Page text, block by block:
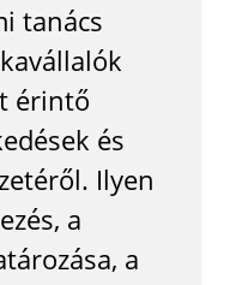
tanács
érintő
és
Ilyen
a
a